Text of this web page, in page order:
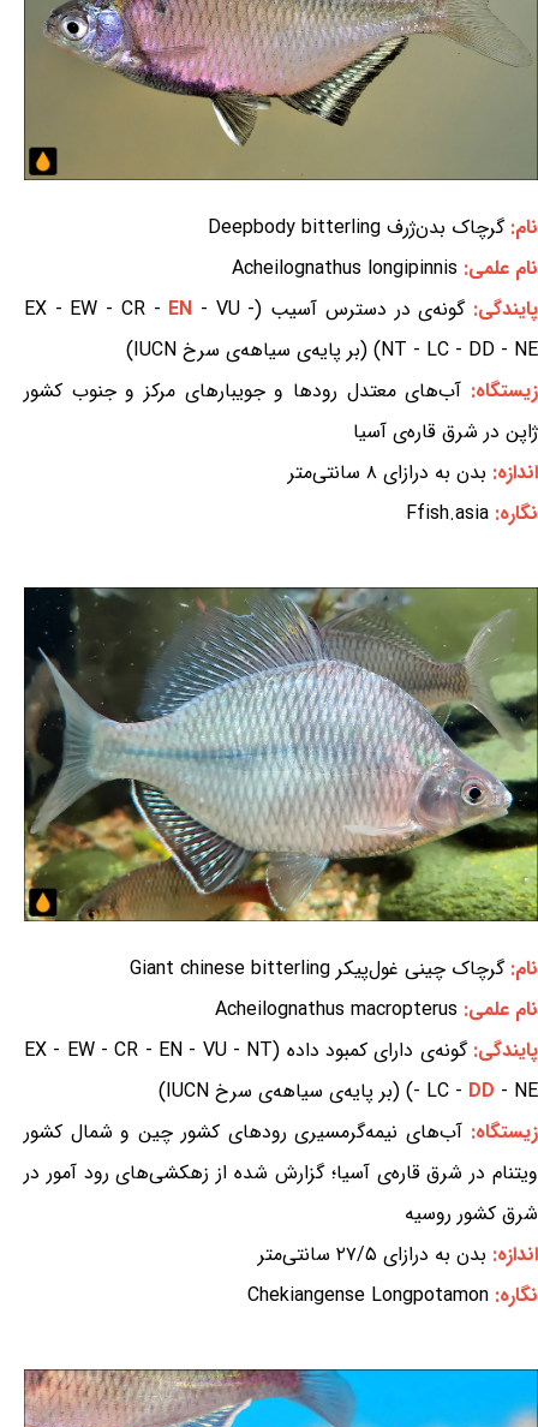
نام:گرچاک بدن‌ژرف Deepbody bitterling
نام علمی: Acheilognathus longipinnis
پایندگی:گونه‌ی در دسترس آسیب (EX - EW - CR - EN - VU -
NT - LC - DD - NE) (بر پایه‌ی سیاهه‌ی سرخ IUCN)
زیستگاه: آب‌های معتدل رودها و جویبارهای مرکز و جنوب کشور
ژاپن در شرق قاره‌ی آسیا
اندازه: بدن به درازای ۸ سانتی‌متر
نگاره: Ffish.asia
نام:گرچاک چینی غول‌پیکر Giant chinese bitterling
نام علمی: Acheilognathus macropterus
پایندگی:
گونه‌ی دارای کمبود داده (EX - EW - CR - EN - VU - NT
- LC - DD - NE) (بر پایه‌ی سیاهه‌ی سرخ IUCN)
زیستگاه: آب‌های نیمه‌گرمسیری رودهای کشور چین و شمال کشور
ویتنام در شرق قاره‌ی آسیا؛ گزارش شده از زهکشی‌های رود آمور در
شرق کشور روسیه
اندازه: بدن به درازای ۲۷/۵ سانتی‌متر
نگاره: Chekiangense Longpotamon